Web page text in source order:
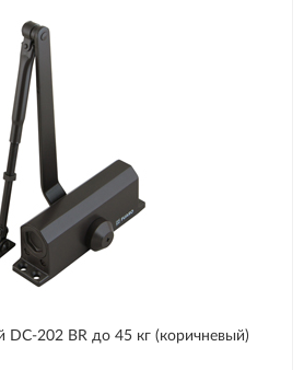
DC-202 BR до 45 кг (коричневый)